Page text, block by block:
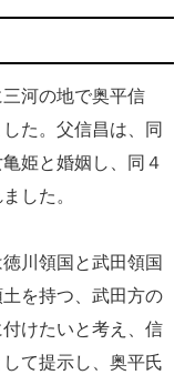
河の地で奥平信
た。父信昌は、同
姫と婚姻し、同４
した。
川領国と武田領国
を持つ、武田方の
けたいと考え、信
て提示し、奥平氏